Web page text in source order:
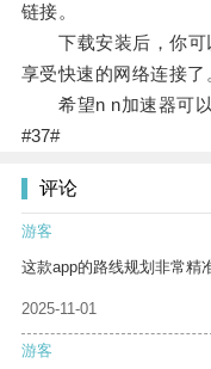
链接。
下载安装后，你可
享受快速的网络连接了
希望n n加速器可以
#37#
评论
游客
这款app的路线规划非常精
2025-11-01
游客